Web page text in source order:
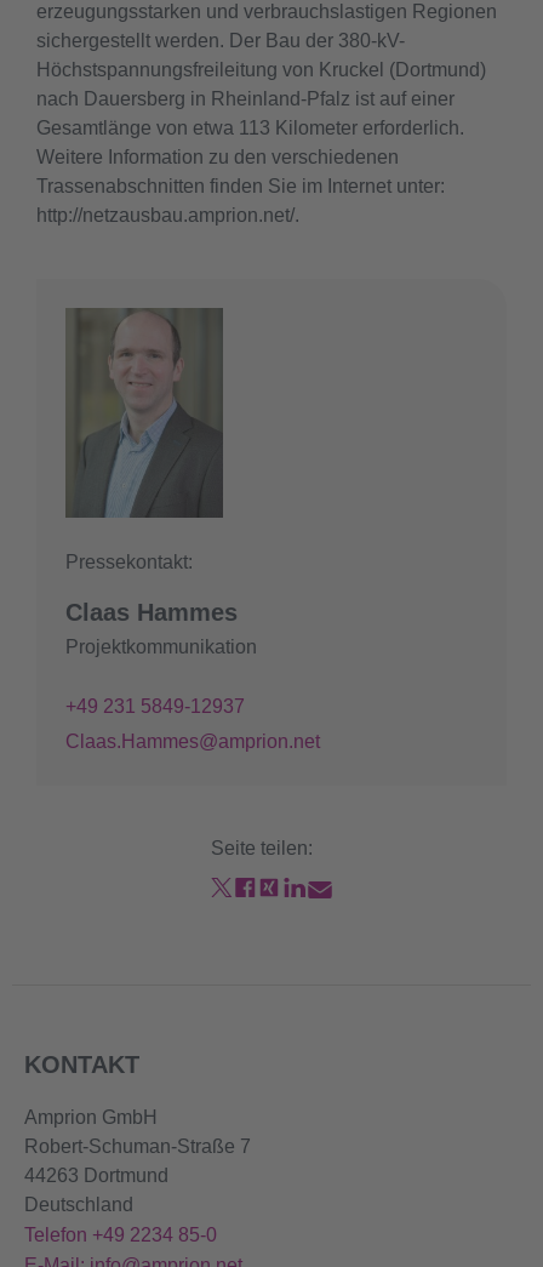
erzeugungsstarken und verbrauchslastigen Regionen
sichergestellt werden. Der Bau der 380-kV-
Höchstspannungsfreileitung von Kruckel (Dortmund)
nach Dauersberg in Rheinland-Pfalz ist auf einer
Gesamtlänge von etwa 113 Kilometer erforderlich.
Weitere Information zu den verschiedenen
Trassenabschnitten finden Sie im Internet unter:
http://netzausbau.amprion.net/.
Pressekontakt:
Claas Hammes
Projektkommunikation
+49 231 5849-12937
Claas.Hammes@amprion.net
Seite teilen:
KONTAKT
Amprion GmbH
Robert-Schuman-Straße 7
44263 Dortmund
Deutschland
Telefon +49 2234 85-0